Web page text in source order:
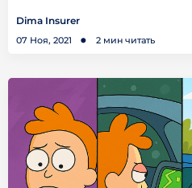
Dima Insurer
07 Ноя, 2021 2 мин читать